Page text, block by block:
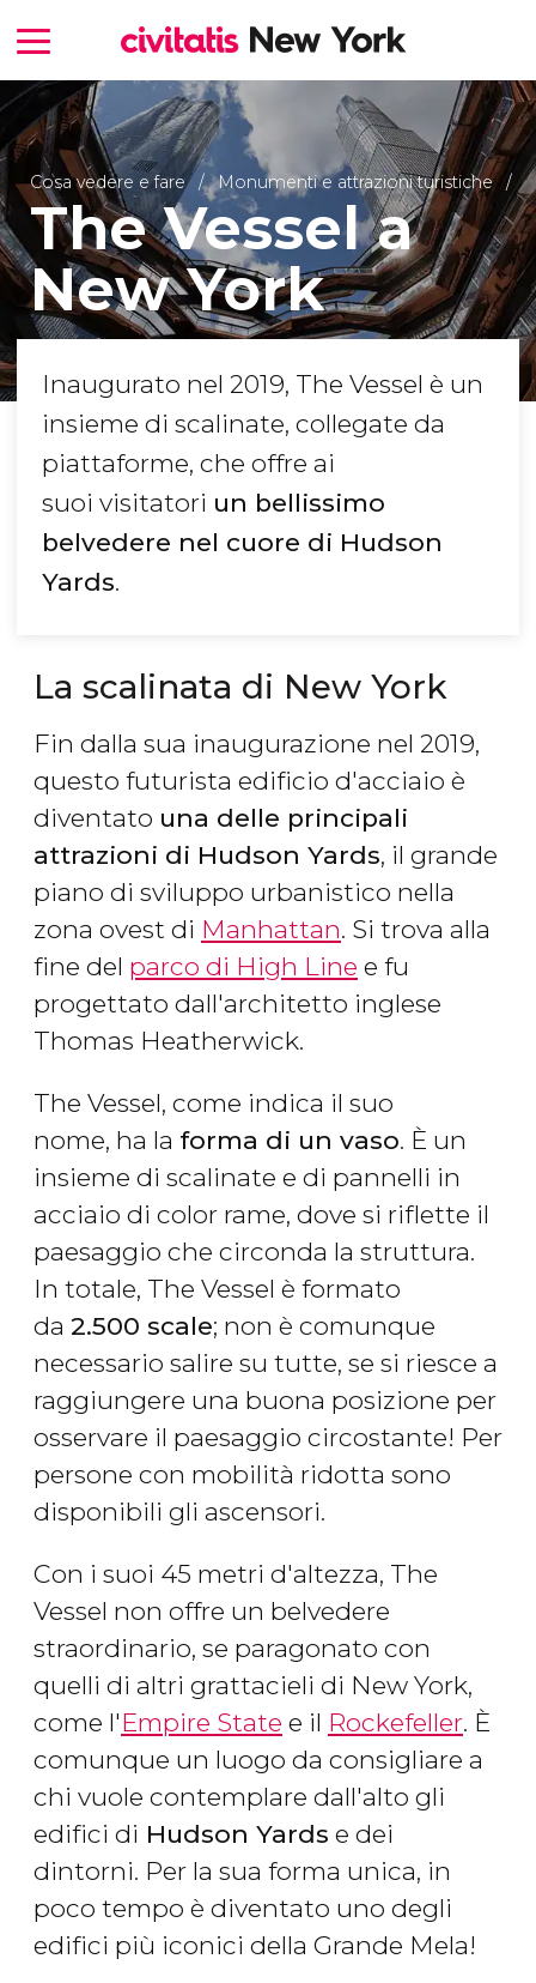
Cosa vedere e fare Monumenti e attrazioni turistiche
The Vessel a
New York
Inaugurato nel 2019, The Vessel è un
insieme di scalinate, collegate da
piattaforme, che offre ai
suoi visitatori un bellissimo
belvedere nel cuore di Hudson
Yards.
La scalinata di New York
Fin dalla sua inaugurazione nel 2019,
questo futurista edificio d'acciaio è
diventato una delle principali
attrazioni di Hudson Yards, il grande
piano di sviluppo urbanistico nella
zona ovest di Manhattan. Si trova alla
fine del parco di High Line e fu
progettato dall'architetto inglese
Thomas Heatherwick.
The Vessel, come indica il suo
nome, ha la forma di un vaso. È un
insieme di scalinate e di pannelli in
acciaio di color rame, dove si riflette il
paesaggio che circonda la struttura.
In totale, The Vessel è formato
da 2.500 scale; non è comunque
necessario salire su tutte, se si riesce a
raggiungere una buona posizione per
osservare il paesaggio circostante! Per
persone con mobilità ridotta sono
disponibili gli ascensori.
Con i suoi 45 metri d'altezza, The
Vessel non offre un belvedere
straordinario, se paragonato con
quelli di altri grattacieli di New York,
come l'Empire State e il Rockefeller. È
comunque un luogo da consigliare a
chi vuole contemplare dall'alto gli
edifici di Hudson Yards e dei
dintorni. Per la sua forma unica, in
poco tempo è diventato uno degli
edifici più iconici della Grande Mela!